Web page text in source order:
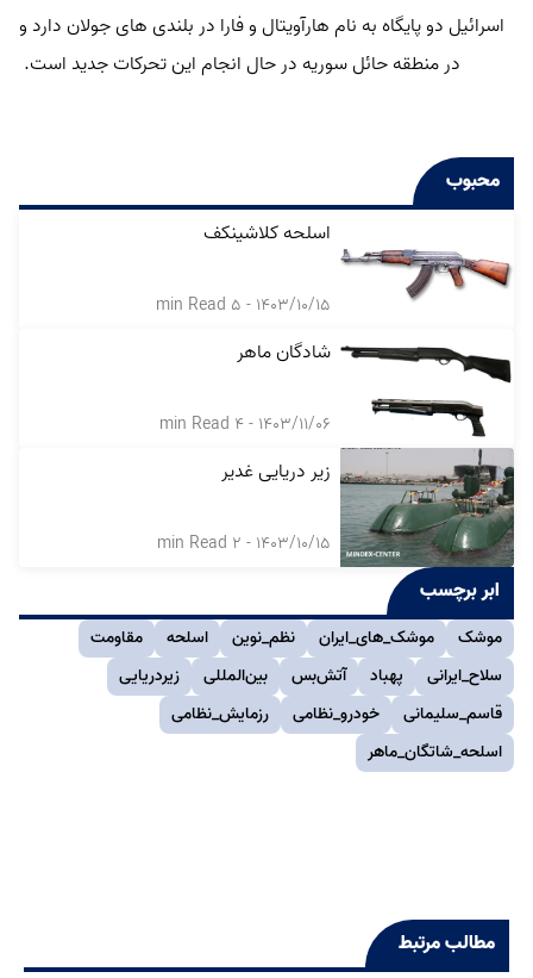
اسرائیل دو پایگاه به نام هارآویتال و فارا در بلندی های جولان دارد و
در منطقه حائل سوریه در حال انجام این تحرکات جدید است.
محبوب
اسلحه کلاشینکف
1403/10/15
-
5
شادگان ماهر
1403/11/06
-
4
زیر دریایی غدیر
1403/10/15
-
2
ابر برچسب
موشک موشک_های_ایران نظم_نوین اسلحه
مقاومت
سلاح_ایرانی
پهباد آتش‌بس بین‌المللی
زیر‌دریایی
قاسم_سلیمانی
خودرو_نظامی
رزمایش_نظامی
اسلحه_شاتگان_ماهر
مطالب مرتبط